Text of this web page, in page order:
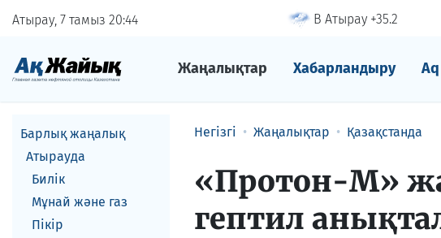
Атырау, 7 тамыз 20 44 В Атырау +35.2
Жаңалықтар Хабарландыру
Барлық жаңалық
Атырауда
Билік
Мұнай және газ
Пікір
Негізгі Жаңалықтар Қазақстанда
«Протон-М»
гептил